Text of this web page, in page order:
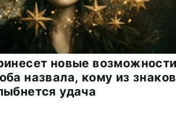
новые
назвала, кому из знаков
удача